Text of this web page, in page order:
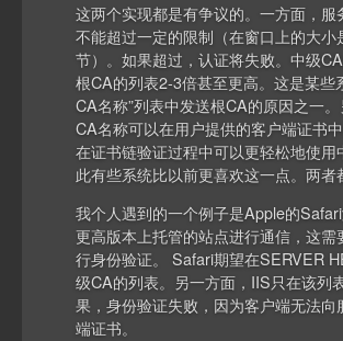
这两个实现都是有争议的。一方面，服
不能超过一定的限制（在窗口上的大小
节）。如果超过，认证将失败。中级
根CA的列表2-3倍甚至更高。这是某些
CA名称”列表中发送根CA的原因之一
CA名称可以在用户提供的客户端证书
在证书链验证过程中可以更轻松地使用
此有些系统比以前更喜欢这一点。两者
我个人遇到的一个例子是Apple的
更高版本上托管的站点进行通信，这需
行身份验证。 Safari期望在SERVER
级CA的列表。另一方面，IIS只在该列
果，身份验证失败，因为客户端无法向
端证书。